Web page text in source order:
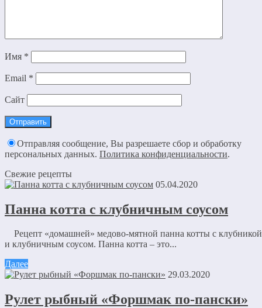
Имя *
Email *
Сайт
Отправляя сообщение, Вы разрешаете сбор и обработку
персональных данных. Политика конфиденциальности.
Свежие рецепты
05.04.2020
Панна котта с клубничным соусом
Рецепт «домашней» медово-мятной панна котты с клубникой
и клубничным соусом. Панна котта – это...
Далее
29.03.2020
Рулет рыбный «Форшмак по-пански»